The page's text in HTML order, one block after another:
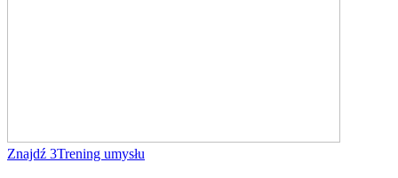
Znajdź 3Trening umysłu